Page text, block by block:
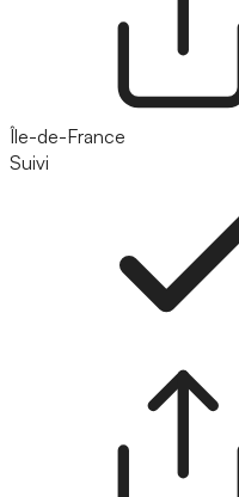
Île-de-France
Suivi